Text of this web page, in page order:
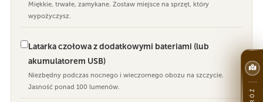
Miękkie, trwałe, zamykane. Zostaw miejsce na sprzęt, który
wypożyczysz.
Latarka czołowa z dodatkowymi bateriami (lub
akumulatorem USB)
Niezbędny podczas nocnego i wieczornego obozu na szczycie.
Jasność ponad 100 lumenów.